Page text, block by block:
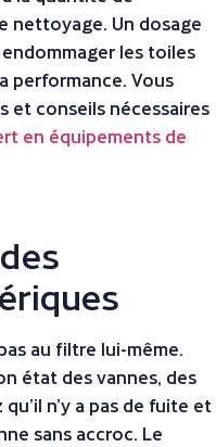
nettoyage. Un dosage
les toiles
performance. Vous
et conseils nécessaires
en équipements de
au filtre lui-même.
état des vannes, des
n’y a pas de fuite et
sans accroc. Le